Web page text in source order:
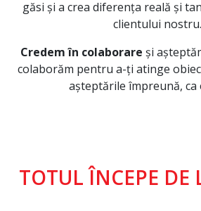
găsi și a crea diferența reală și
clientului nostru.
Credem în colaborare și
colaborăm pentru a-ți atinge
așteptările împreună, ca
TOTUL ÎNCEPE DE